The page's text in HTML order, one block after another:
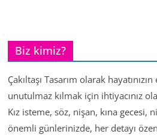
Biz kimiz?
Çakıltaşı Tasarım olarak
unutulmaz kılmak için ihtiyacınız
Kız isteme, söz, nişan, kına
önemli günlerinizde, her detayı